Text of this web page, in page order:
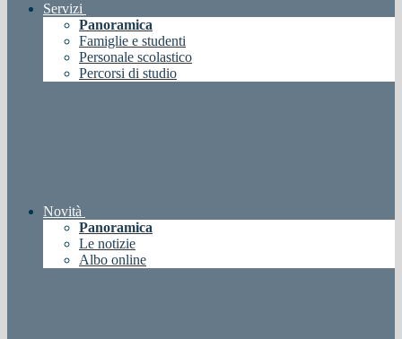
Servizi
Panoramica
Famiglie e studenti
Personale scolastico
Percorsi di studio
Novità
Panoramica
Le notizie
Albo online